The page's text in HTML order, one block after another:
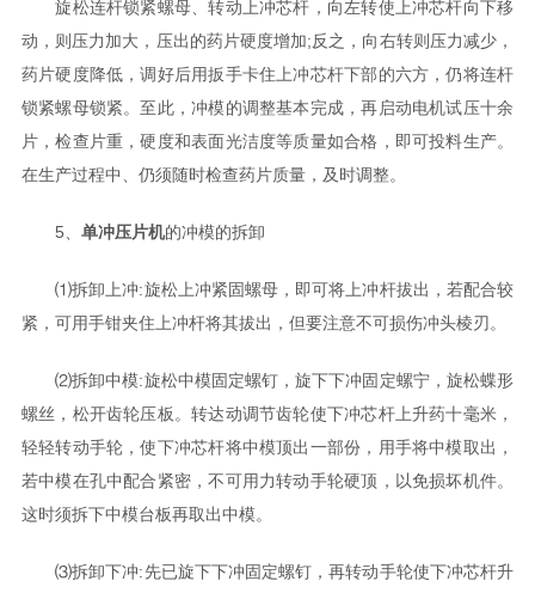
旋松连杆锁紧螺母、转动上冲芯杆，向左转使上冲芯杆向下移
动，则压力加大，压出的药片硬度增加;反之，向右转则压力减少，
药片硬度降低，调好后用扳手卡住上冲芯杆下部的六方，仍将连杆
锁紧螺母锁紧。至此，冲模的调整基本完成，再启动电机试压十余
片，检查片重，硬度和表面光洁度等质量如合格，即可投料生产。
在生产过程中、仍须随时检查药片质量，及时调整。
5、 单冲压片机的冲模的拆卸
⑴拆卸上冲:旋松上冲紧固螺母，即可将上冲杆拔出，若配合较
紧，可用手钳夹住上冲杆将其拔出，但要注意不可损伤冲头棱刃。
⑵拆卸中模:旋松中模固定螺钉，旋下下冲固定螺宁，旋松蝶形
螺丝，松开齿轮压板。转达动调节齿轮使下冲芯杆上升药十毫米，
轻轻转动手轮，使下冲芯杆将中模顶出一部份，用手将中模取出，
若中模在孔中配合紧密，不可用力转动手轮硬顶，以免损坏机件。
这时须拆下中模台板再取出中模。
⑶拆卸下冲:先已旋下下冲固定螺钉，再转动手轮使下冲芯杆升